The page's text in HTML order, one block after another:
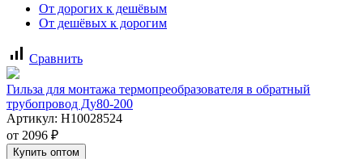
От дорогих к дешёвым
От дешёвых к дорогим
signal_cellular_alt Сравнить
Гильза для монтажа термопреобразователя в обратный
трубопровод Ду80-200
Артикул: Н10028524
от 2096 ₽
Купить оптом